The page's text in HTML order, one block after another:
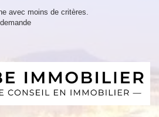
avec moins de critères.